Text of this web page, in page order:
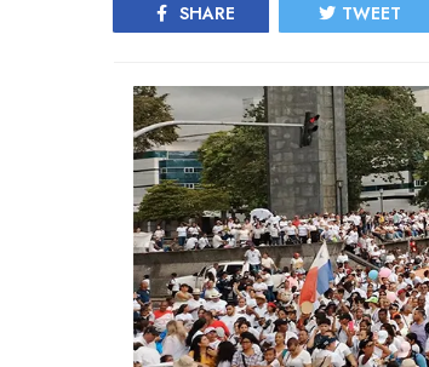
SHARE TWEET